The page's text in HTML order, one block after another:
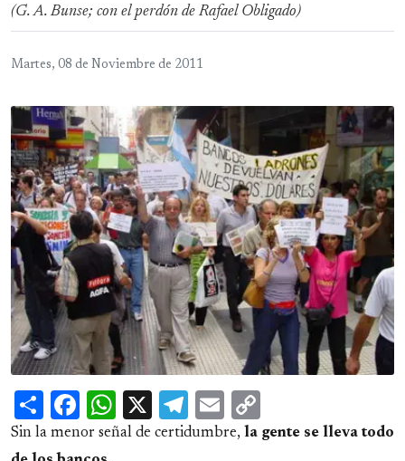
(G. A. Bunse; con el perdón de Rafael Obligado)
Martes, 08 de Noviembre de 2011
ShareFacebook
WhatsApp
X Telegram
Email
Link
Sin la menor señal de certidumbre, la gente se lleva todo